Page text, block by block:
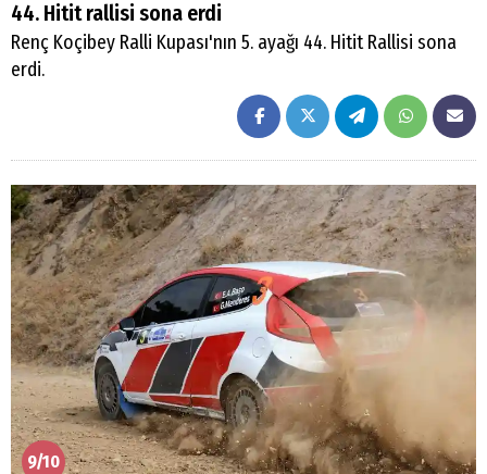
44. Hitit rallisi sona erdi
Renç Koçibey Ralli Kupası'nın 5. ayağı 44. Hitit Rallisi sona
erdi.
9/10